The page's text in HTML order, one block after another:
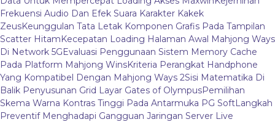
Frekuensi Audio Dan Efek Suara Karakter Kakek
ZeusKeunggulan Tata Letak Komponen Grafis Pada Tampilan
Scatter HitamKecepatan Loading Halaman Awal Mahjong Ways
Di Network 5GEvaluasi Penggunaan Sistem Memory Cache
Pada Platform Mahjong WinsKriteria Perangkat Handphone
Yang Kompatibel Dengan Mahjong Ways 2Sisi Matematika Di
Balik Penyusunan Grid Layar Gates of OlympusPemilihan
Skema Warna Kontras Tinggi Pada Antarmuka PG SoftLangkah
Preventif Menghadapi Gangguan Jaringan Server Live